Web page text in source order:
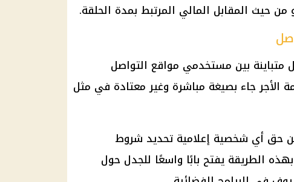
حيث المقابل المالي المرتبط بمدة الحلقة.
بين مستخدمي مواقع التواصل
الأجر جاء بصيغة مباشرة وغير معتادة في مثل
من حق أي شخصية إعلامية تحديد شروط
الطريقة يفتح بابًا واسعًا للجدل حول